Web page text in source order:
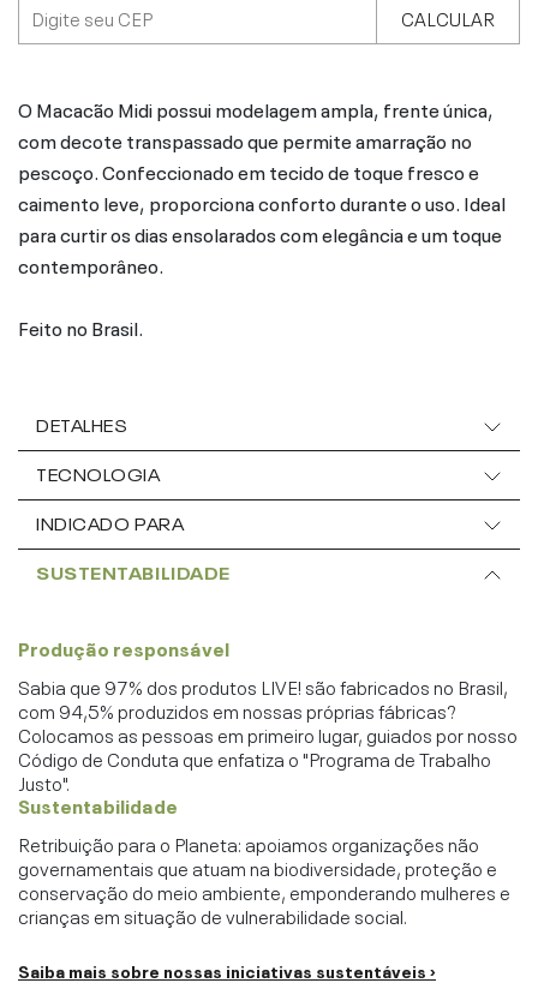
CALCULAR
O Macacão Midi possui modelagem ampla, frente única,
com decote transpassado que permite amarração no
pescoço. Confeccionado em tecido de toque fresco e
caimento leve, proporciona conforto durante o uso. Ideal
para curtir os dias ensolarados com elegância e um toque
contemporâneo.
Feito no Brasil.
DETALHES
TECNOLOGIA
INDICADO PARA
SUSTENTABILIDADE
Produção responsável
Sabia que 97% dos produtos LIVE! são fabricados no Brasil,
com 94,5% produzidos em nossas próprias fábricas?
Colocamos as pessoas em primeiro lugar, guiados por nosso
Código de Conduta que enfatiza o "Programa de Trabalho
Justo".
Sustentabilidade
Retribuição para o Planeta: apoiamos organizações não
governamentais que atuam na biodiversidade, proteção e
conservação do meio ambiente, emponderando mulheres e
crianças em situação de vulnerabilidade social.
Saiba mais sobre nossas iniciativas sustentáveis ›